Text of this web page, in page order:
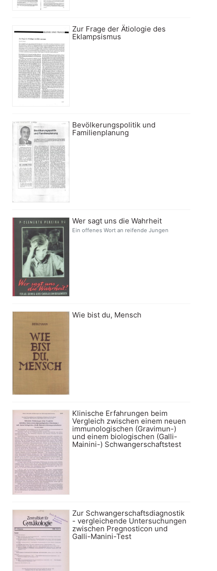
Zur Frage der Ätiologie des
Eklampsismus
Bevölkerungspolitik und
Familienplanung
Wer sagt uns die Wahrheit
Ein offenes Wort an reifende Jungen
Wie bist du, Mensch
Klinische Erfahrungen beim
Vergleich zwischen einem neuen
immunologischen (Gravimun-)
und einem biologischen (Galli-
Mainini-) Schwangerschaftstest
Zur Schwangerschaftsdiagnostik
- vergleichende Untersuchungen
zwischen Pregnosticon und
Galli-Manini-Test